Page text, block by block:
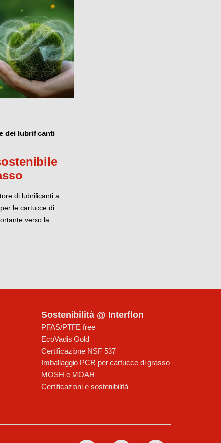
dei lubrificanti
di lubrificanti a
le cartucce di
verso la
Sostenibilità @ Interflon
PFAS/PTFE free
EcoVadis Gold
Certificazione NSF 537
Imballaggio PCR per cartucce di grasso
MOSH e MOAH
Certificazioni e sostenibilità